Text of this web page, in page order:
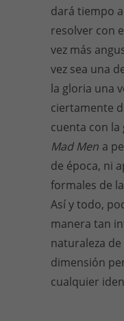
dará tiempo
resolver con
vez más
vez sea una
la gloria una
ciertamente
cuenta con
Mad Men a
de época, ni
formales de
Así y todo,
manera tan
naturaleza
dimensión
cualquier